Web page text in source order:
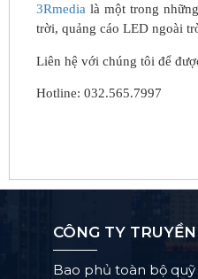
3Rmedia là một trong
trời, quảng cáo LED ngoài
Liên hệ với chúng tôi để
Hotline: 032.565.7997
CÔNG TY
Bao phủ toàn bộ